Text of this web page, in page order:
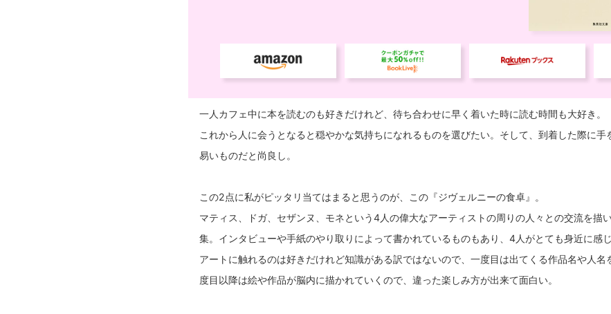
一人カフェ中に本を読むのも好きだけれど、待ち合わせに早く着いた時に読む時間も大好き。
これから人に会うとなると穏やかな気持ちになれるものを選びたい。そして、到着した際に手
易いものだと尚良し。
この2点に私がピッタリ当てはまると思うのが、この『ジヴェルニーの食卓』。
マティス、ドガ、セザンヌ、モネという4人の偉大なアーティストの周りの人々との交流を描
集。インタビューや手紙のやり取りによって書かれているものもあり、4人がとても身近に感
アートに触れるのは好きだけれど知識がある訳ではないので、一度目は出てくる作品名や人名
度目以降は絵や作品が脳内に描かれていくので、違った楽しみ方が出来て面白い。